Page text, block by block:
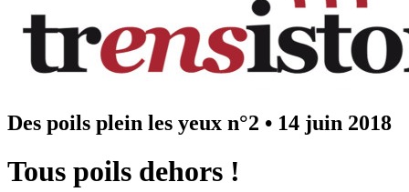
Des poils plein les yeux n°2 • 14 juin 2018
Tous poils dehors !